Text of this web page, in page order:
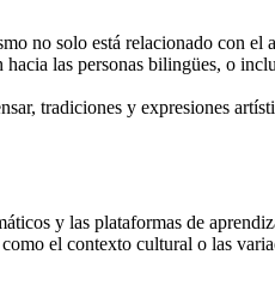
no solo está relacionado con el
las personas bilingües, o
tradiciones y expresiones
y las plataformas de
el contexto cultural o las